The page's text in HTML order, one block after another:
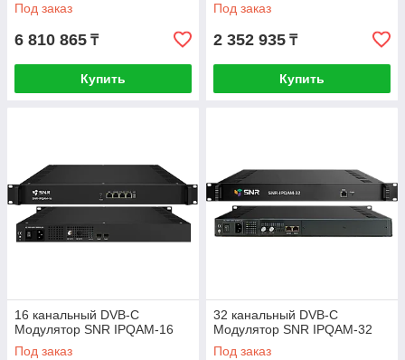
Под заказ
6 810 865 ₸
Купить
Под заказ
2 352 935 ₸
Купить
16 канальный DVB-C
Модулятор SNR IPQAM-16
Под заказ
32 канальный DVB-C
Модулятор SNR IPQAM-32
Под заказ